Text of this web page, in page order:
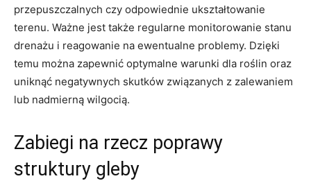
przepuszczalnych czy odpowiednie ukształtowanie
⁤terenu.⁤ Ważne jest także regularne monitorowanie stanu⁢
drenażu i reagowanie na ewentualne problemy.​ Dzięki
⁤temu można zapewnić optymalne ‌warunki dla⁤ roślin‍ oraz ​
uniknąć ​negatywnych⁢ skutków związanych​ z ‌zalewaniem
lub ⁢nadmierną wilgocią.
Zabiegi na rzecz ‍poprawy
struktury gleby